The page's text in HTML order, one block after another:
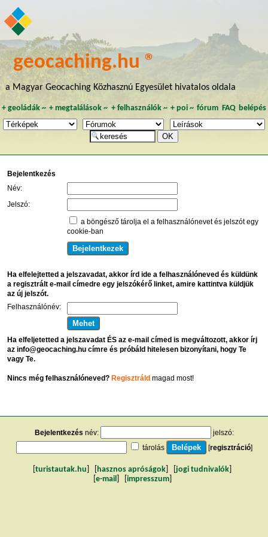
geocaching.hu ®
a Magyar Geocaching Közhasznú Egyesület hivatalos oldala
+ geoládák~ +megtalálások ~ + felhasználók~ + poi~ fórum FAQ belépés
Bejelentkezés
Név:
Jelszó:
a böngésző tárolja el a felhasználónevet és jelszót egy
cookie-ban
Ha elfelejtetted a jelszavadat, akkor írd ide a felhasználóneved és küldünk
a regisztrált e-mail címedre egy jelszókérő linket, amire kattintva küldjük
az új jelszót.
Felhasználónév:
Ha elfeljetetted a jelszavadat ÉS az e-mail címed is megváltozott, akkor írj
az info@geocaching.hu címre és próbáld hitelesen bizonyítani, hogy Te
vagy Te.
Nincs még felhasználóneved? Regisztráldmagad most!
Bejelentkezés név:
jelszó:
tárolás
[regisztráció]
turistautak.hu hasznos apróságok jogi tudnivalók
e-mail impresszum]